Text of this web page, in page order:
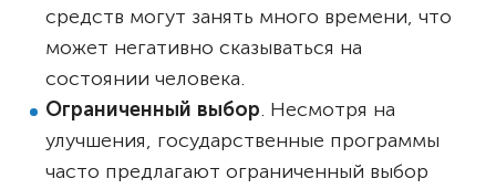
средств могут занять много времени, что
может негативно сказываться на
состоянии человека.
Ограниченный выбор. Несмотря на
улучшения, государственные программы
часто предлагают ограниченный выбор